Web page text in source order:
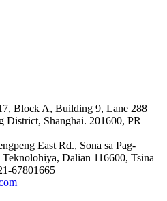
Block A, Building 9, Lane 288
District, Shanghai. 201600, PR
East Rd., Sona sa Pag-
Dalian 116600, Tsina
67801665